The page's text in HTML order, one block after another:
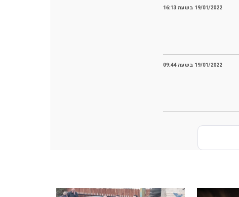
19/01/2022 בשעה 16:13
19/01/2022 בשעה 09:44